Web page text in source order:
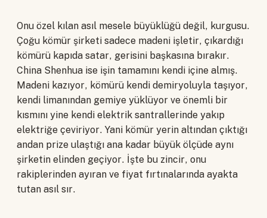
Onu özel kılan asıl mesele büyüklüğü değil, kurgusu.
Çoğu kömür şirketi sadece madeni işletir, çıkardığı
kömürü kapıda satar, gerisini başkasına bırakır.
China Shenhua ise işin tamamını kendi içine almış.
Madeni kazıyor, kömürü kendi demiryoluyla taşıyor,
kendi limanından gemiye yüklüyor ve önemli bir
kısmını yine kendi elektrik santrallerinde yakıp
elektriğe çeviriyor. Yani kömür yerin altından çıktığı
andan prize ulaştığı ana kadar büyük ölçüde aynı
şirketin elinden geçiyor. İşte bu zincir, onu
rakiplerinden ayıran ve fiyat fırtınalarında ayakta
tutan asıl sır.